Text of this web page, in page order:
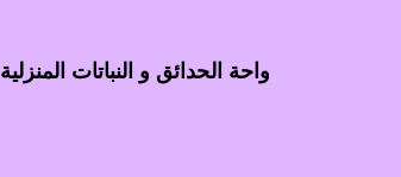
واحة الحدائق و النباتات المنزلية